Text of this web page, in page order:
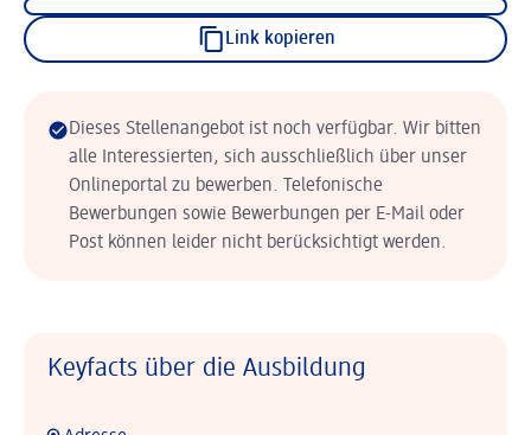
Link kopieren
Dieses Stellenangebot ist noch verfügbar. Wir bitten
alle Interessierten, sich ausschließlich über unser
Onlineportal zu bewerben. Telefonische
Bewerbungen sowie Bewerbungen per E-Mail oder
Post können leider nicht berücksichtigt werden.
Keyfacts über die Ausbildung